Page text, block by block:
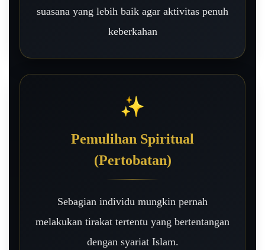
suasana yang lebih baik agar aktivitas penuh
keberkahan
✨
Pemulihan Spiritual
(Pertobatan)
Sebagian individu mungkin pernah
melakukan tirakat tertentu yang bertentangan
dengan syariat Islam.